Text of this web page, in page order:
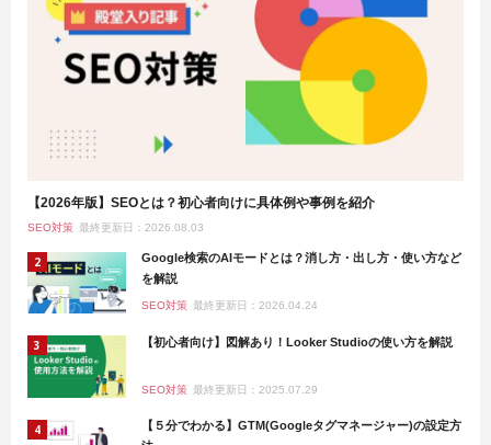
【2026年版】SEOとは？初心者向けに具体例や事例を紹介
SEO対策 最終更新日：2026.08.03
Google検索のAIモードとは？消し方・出し方・使い方など
を解説
SEO対策 最終更新日：2026.04.24
【初心者向け】図解あり！Looker Studioの使い方を解説
SEO対策 最終更新日：2025.07.29
【５分でわかる】GTM(Googleタグマネージャー)の設定方